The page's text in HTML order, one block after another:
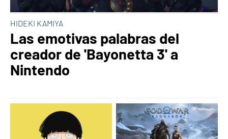
HIDEKI KAMIYA
Las emotivas palabras del
creador de 'Bayonetta 3' a
Nintendo